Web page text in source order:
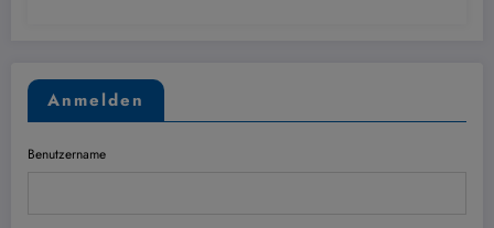
Anmelden
Benutzername